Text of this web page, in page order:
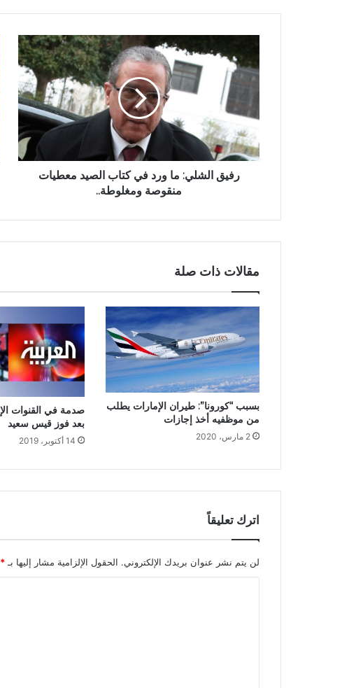
رفيق الشلي: ما ورد في كتاب الصيد معطيات
منقوصة ومغلوطة..
مقالات ذات صلة
بسبب “كورونا”: طيران الإمارات يطلب
من موظفيه أخذ إجازات
2 مارس، 2020
صدمة في القنوات
بعد فوز قيس سعيد
14 أكتوبر، 2019
اترك تعليقاً
لن يتم نشر عنوان بريدك الإلكتروني. الحقول الإلزامية مشار إليها بـ *